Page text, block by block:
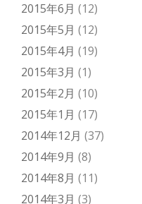
2015年6月 (12)
2015年5月 (12)
2015年4月 (19)
2015年3月 (1)
2015年2月 (10)
2015年1月 (17)
2014年12月 (37)
2014年9月 (8)
2014年8月 (11)
2014年3月 (3)